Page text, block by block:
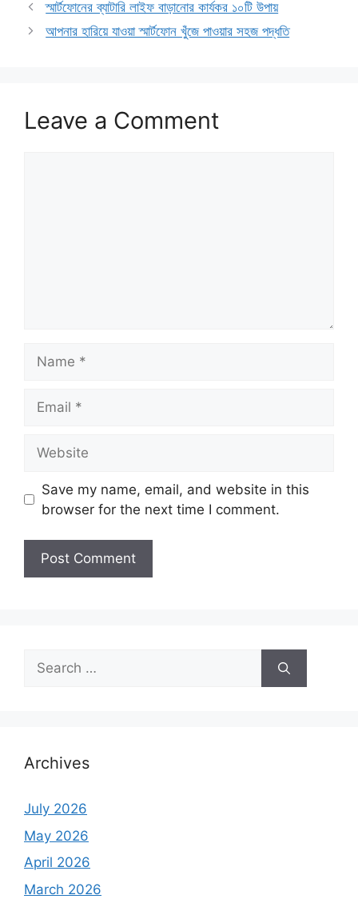
​স্মার্টফোনের ব্যাটারি লাইফ বাড়ানোর কার্যকর ১০টি উপায়
আপনার হারিয়ে যাওয়া স্মার্টফোন খুঁজে পাওয়ার সহজ পদ্ধতি
Leave a Comment
Save my name, email, and website in this
browser for the next time I comment.
Search
for:
Archives
July 2026
May 2026
April 2026
March 2026